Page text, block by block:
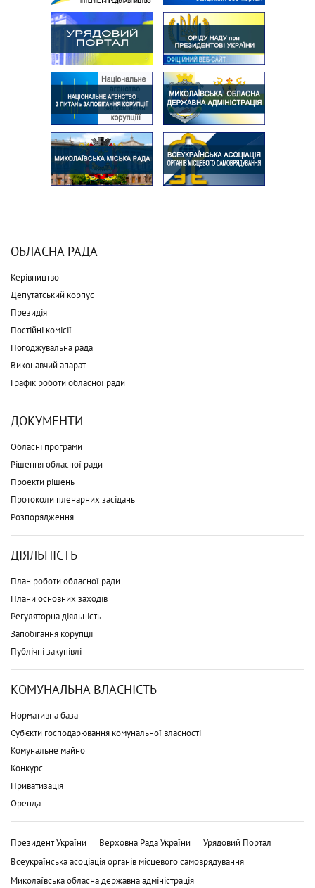
ОБЛАСНА РАДА
Керівництво
Депутатський корпус
Президія
Постійні комісії
Погоджувальна рада
Виконавчий апарат
Графік роботи обласної ради
ДОКУМЕНТИ
Обласні програми
Рішення обласної ради
Проекти рішень
Протоколи пленарних засідань
Розпорядження
ДІЯЛЬНІСТЬ
План роботи обласної ради
Плани основних заходів
Регуляторна діяльність
Запобігання корупції
Публічні закупівлі
КОМУНАЛЬНА ВЛАСНІСТЬ
Нормативна база
Суб'єкти господарювання комунальної власності
Комунальне майно
Конкурс
Приватизація
Оренда
Президент України Верховна Рада України
Урядовий Портал
Всеукраїнська асоціація органів місцевого самоврядування
Миколаївська обласна державна адміністрація